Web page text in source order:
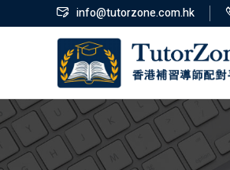
info@tutorzone.com.hk